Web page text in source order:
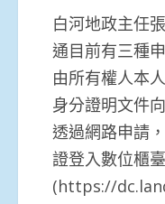
白河地政主任
通目前有三種
由所有權人本
身分證明文件
透過網路申請
證登入數位櫃臺
(https://